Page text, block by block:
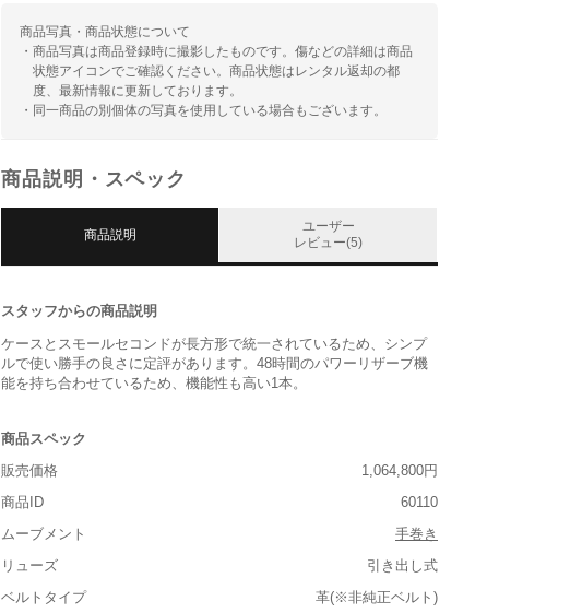
商品写真・商品状態について
・商品写真は商品登録時に撮影したものです。傷などの詳細は商品
状態アイコンでご確認ください。商品状態はレンタル返却の都
度、最新情報に更新しております。
・同一商品の別個体の写真を使用している場合もございます。
商品説明・スペック
商品説明
ユーザー
レビュー(5)
スタッフからの商品説明
ケースとスモールセコンドが長方形で統一されているため、シンプ
ルで使い勝手の良さに定評があります。48時間のパワーリザーブ機
能を持ち合わせているため、機能性も高い1本。
商品スペック
販売価格
1,064,800円
商品ID
60110
ムーブメント
手巻き
リューズ
引き出し式
ベルトタイプ
革(※非純正ベルト)